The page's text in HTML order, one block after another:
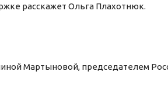
расскажет Ольга Плахотнюк.
Мартыновой, председателем